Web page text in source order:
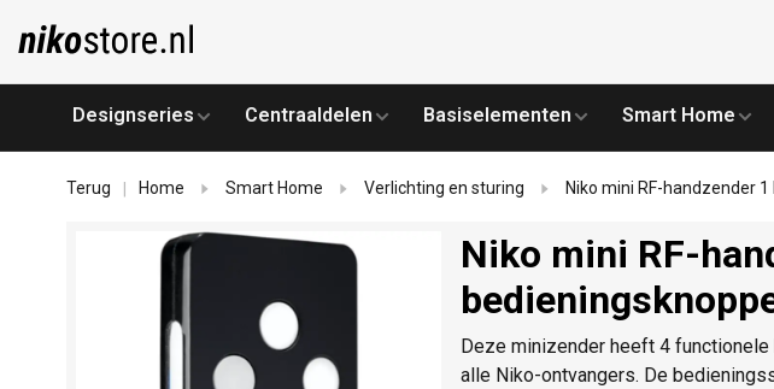
Designseries Centraaldelen Basiselementen Smart Home
Terug Home Smart Home Verlichting en sturing Niko mini RF-handzender
Niko mini RF-
Deze minizender heeft 4
alle Niko-ontvangers. De